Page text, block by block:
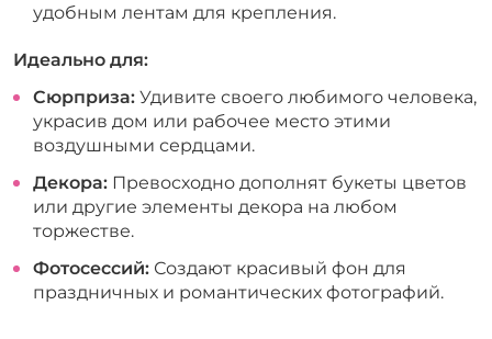
удобным лентам для крепления.
Идеально для:
Сюрприза: Удивите своего любимого человека,
украсив дом или рабочее место этими
воздушными сердцами.
Декора: Превосходно дополнят букеты цветов
или другие элементы декора на любом
торжестве.
Фотосессий: Создают красивый фон для
праздничных и романтических фотографий.